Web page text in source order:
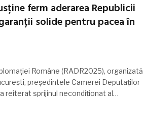
ferm aderarea Republicii
solide pentru pacea în
Române (RADR2025), organizată
președintele Camerei Deputaților
a reiterat sprijinul necondiționat al…